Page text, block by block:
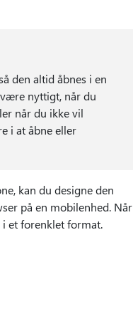
den altid åbnes i en
nyttigt, når du
når du ikke vil
i at åbne eller
kan du designe den
på en mobilenhed. Når
et forenklet format.